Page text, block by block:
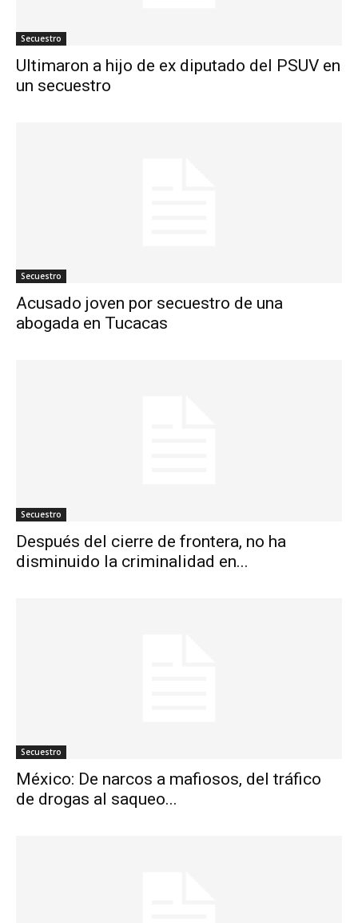
Secuestro
Ultimaron a hijo de ex diputado del PSUV en
un secuestro
Secuestro
Acusado joven por secuestro de una
abogada en Tucacas
Secuestro
Después del cierre de frontera, no ha
disminuido la criminalidad en...
Secuestro
México: De narcos a mafiosos, del tráfico
de drogas al saqueo...